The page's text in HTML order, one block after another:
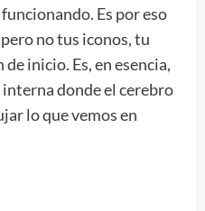
Es por eso
no tus iconos, tu
inicio. Es, en esencia,
donde el cerebro
lo que vemos en